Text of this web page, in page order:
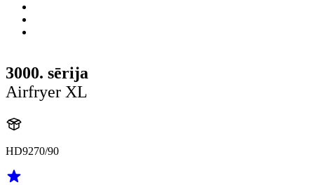
3000. sērija
Airfryer XL
HD9270/90